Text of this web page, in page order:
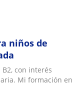
niños de
con interés
Mi formación en